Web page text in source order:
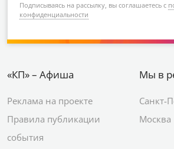
Подписываясь на рассылку, вы соглашаетесь с
конфиденциальности
«КП» – Афиша
Реклама на проекте
Правила публикации
события
Мы в
Санкт-
Москва